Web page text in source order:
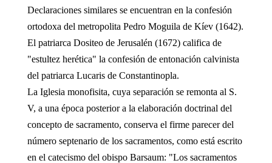
Declaraciones similares se encuentran en la confesión
ortodoxa del metropolita Pedro Moguila de Kíev (1642).
El patriarca Dositeo de Jerusalén (1672) califica de
"estultez herética" la confesión de entonación calvinista
del patriarca Lucaris de Constantinopla.
La Iglesia monofisita, cuya separación se remonta al S.
V, a una época posterior a la elaboración doctrinal del
concepto de sacramento, conserva el firme parecer del
número septenario de los sacramentos, como está escrito
en el catecismo del obispo Barsaum: "Los sacramentos